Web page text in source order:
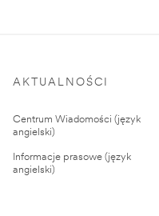
AKTUALNOŚCI
Centrum Wiadomości (język
angielski)
Informacje prasowe (język
angielski)